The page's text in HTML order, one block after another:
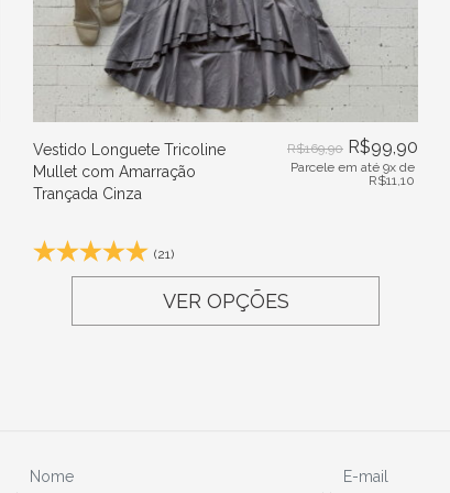
Vestido Longuete Tricoline
Mullet com Amarração
Trançada Cinza
R$169,90 R$99,90
Parcele em até 9x de
R$11,10
(21)
VER OPÇÕES